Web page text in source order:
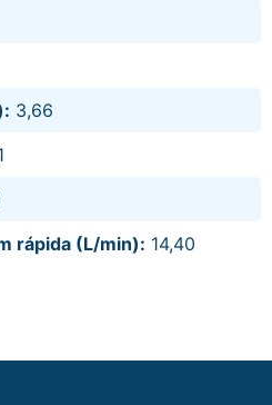
3,66
rápida (L/min): 14,40